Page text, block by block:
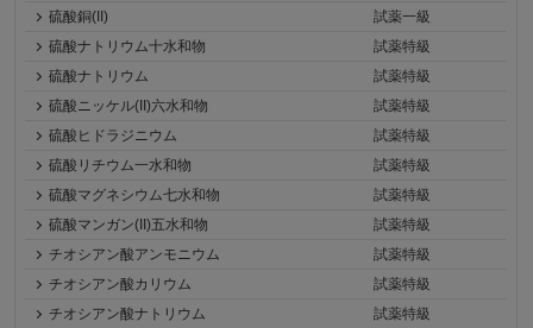
硫酸銅(II)
試薬一級
硫酸ナトリウム十水和物
試薬特級
硫酸ナトリウム
試薬特級
硫酸ニッケル(II)六水和物
試薬特級
硫酸ヒドラジニウム
試薬特級
硫酸リチウム一水和物
試薬特級
硫酸マグネシウム七水和物
試薬特級
硫酸マンガン(II)五水和物
試薬特級
チオシアン酸アンモニウム
試薬特級
チオシアン酸カリウム
試薬特級
チオシアン酸ナトリウム
試薬特級